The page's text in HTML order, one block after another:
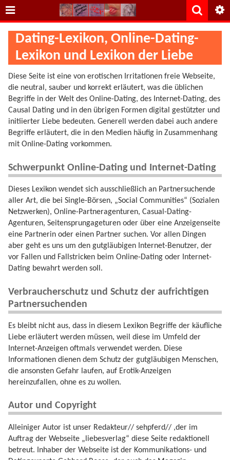
Dating-Lexikon, Online-Dating-
Lexikon und Lexikon der Liebe
Diese Seite ist eine von erotischen Irritationen freie Webseite,
die neutral, sauber und korrekt erläutert, was die üblichen
Begriffe in der Welt des Online-Dating, des Internet-Dating, des
Causal Dating und in den übrigen Formen digital gestützter und
initiierter Liebe bedeuten. Generell werden dabei auch andere
Begriffe erläutert, die in den Medien häufig in Zusammenhang
mit Online-Dating vorkommen.
Schwerpunkt Online-Dating und Internet-Dating
Dieses Lexikon wendet sich ausschließlich an Partnersuchende
aller Art, die bei Single-Börsen, „Social Communities“ (Sozialen
Netzwerken), Online-Partneragenturen, Casual-Dating-
Agenturen, Seitensprungageturen oder über eine Anzeigenseite
eine Partnerin oder einen Partner suchen. Vor allen Dingen
aber geht es uns um den gutgläubigen Internet-Benutzer, der
vor Fallen und Fallstricken beim Online-Dating oder Internet-
Dating bewahrt werden soll.
Verbraucherschutz und Schutz der aufrichtigen
Partnersuchenden
Es bleibt nicht aus, dass in diesem Lexikon Begriffe der käufliche
Liebe erläutert werden müssen, weil diese im Umfeld der
Internet-Anzeigen oftmals verwendet werden. Diese
Informationen dienen dem Schutz der gutgläubigen Menschen,
die ansonsten Gefahr laufen, auf Erotik-Anzeigen
hereinzufallen, ohne es zu wollen.
Autor und Copyright
Alleiniger Autor ist unser Redakteur// sehpferd// ,der im
Auftrag der Webseite „liebesverlag“ diese Seite redaktionell
betreut. Inhaber der Webseite ist der Kommunikations- und